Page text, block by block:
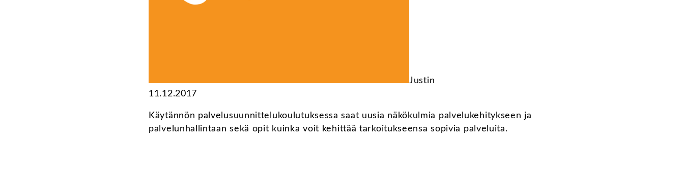
Justin
11.12.2017
Käytännön palvelusuunnittelukoulutuksessa saat uusia näkökulmia palvelukehitykseen ja
palvelunhallintaan sekä opit kuinka voit kehittää tarkoitukseensa sopivia palveluita.